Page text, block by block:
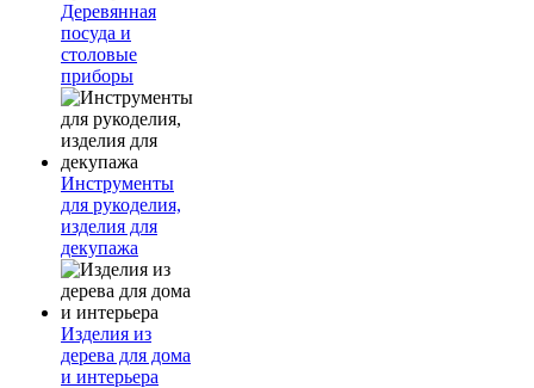
Деревянная
посуда и
столовые
приборы
Инструменты
для рукоделия,
изделия для
декупажа
Изделия из
дерева для дома
и интерьера